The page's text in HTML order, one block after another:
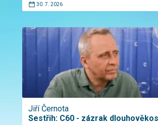
30. 7. 2026
Jiří Černota
Sestřih: C60 - zázrak